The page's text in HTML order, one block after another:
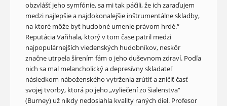
obzvlášť jeho symfónie, sa mi tak páčili, že ich zaraďujem
medzi najlepšie a najdokonalejšie inštrumentálne skladby,
na ktoré môže byť hudobné umenie právom hrdé.“
Reputácia Vaňhala, ktorý v tom čase patril medzi
najpopulárnejších viedenských hudobníkov, neskôr
značne utrpela šírením fám o jeho duševnom zdraví. Podľa
nich sa mal melancholický a depresívny skladateľ
následkom náboženského vytrženia zrútiť a zničiť časť
svojej tvorby, ktorá po jeho „vyliečení zo šialenstva“
(Burney) už nikdy nedosiahla kvality raných diel. Profesor